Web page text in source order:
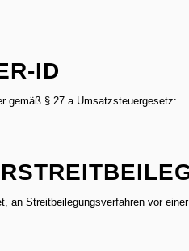
ID
gemäß § 27 a Umsatzsteuergesetz:
an Streitbeilegungsverfahren vor